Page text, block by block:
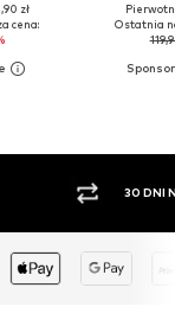
zł
cena:
Ostatnia